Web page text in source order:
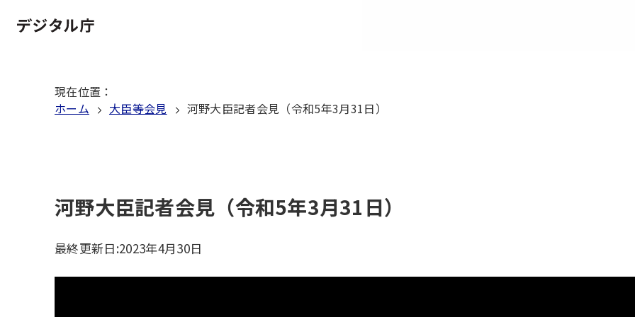
文
現在位置 ：
ホーム
大臣等会見 河野大臣記者会見（令和5年3月31日）
河野大臣記者会見（令和5年3月31日）
最終更新日:2023年4月30日